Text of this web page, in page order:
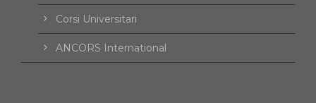
Corsi Universitari
ANCORS International